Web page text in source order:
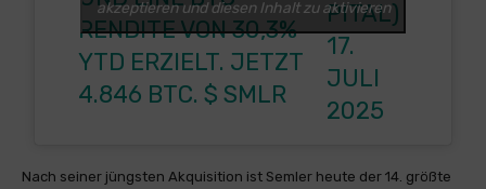
RENDITE VON 30,3%
YTD ERZIELT. JETZT
4.846 BTC.$ SMLR
PITAL)
17.
JULI
2025
akzeptieren und diesen Inhalt zu aktivieren
Nach seiner jüngsten Akquisition ist Semler heute der 14. größte